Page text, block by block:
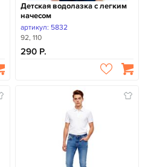
Детская водолазка с легким
начесом
артикул: 5832
92, 110
290